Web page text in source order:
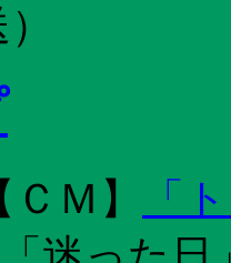
ＣＭ 】
「